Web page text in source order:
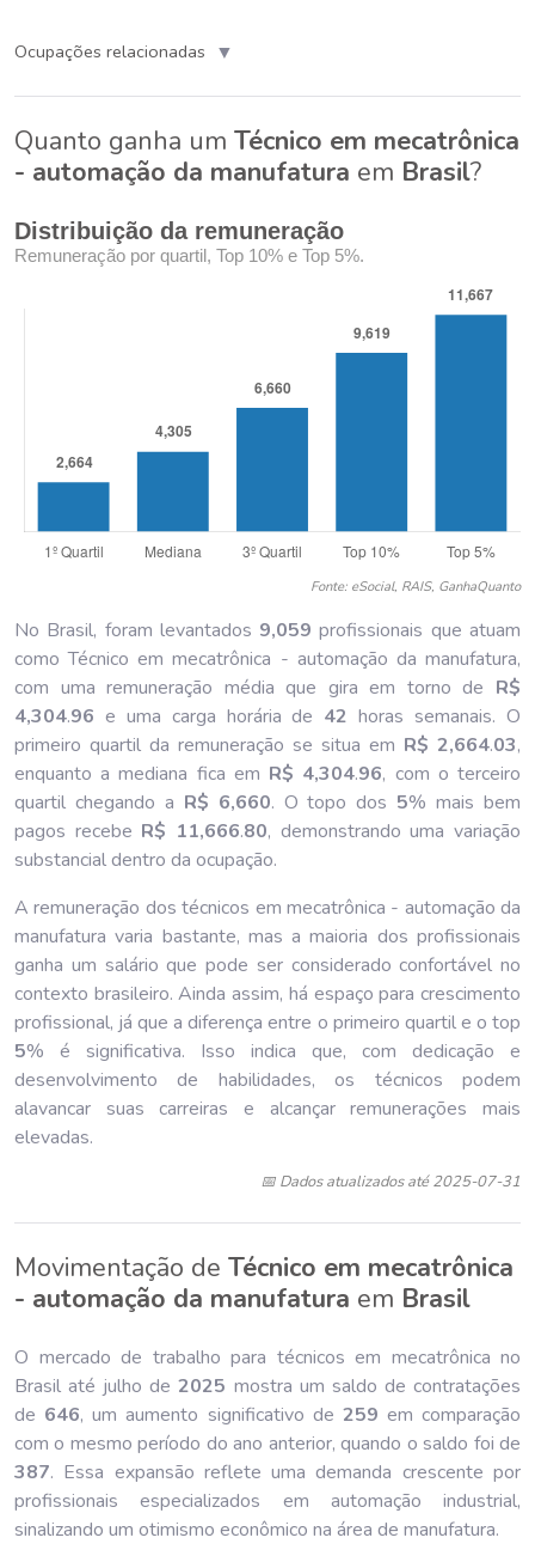
Ocupações relacionadas ▼
Quanto ganha um Técnico em mecatrônica
- automação da manufatura em Brasil?
Distribuição da remuneração
Remuneração por quartil, Top 10% e Top 5%.
Fonte: eSocial, RAIS, GanhaQuanto
No Brasil, foram levantados 9,059 profissionais que atuam
como Técnico em mecatrônica - automação da manufatura,
com uma remuneração média que gira em torno de R$
4,304.96 e uma carga horária de 42 horas semanais. O
primeiro quartil da remuneração se situa em R$ 2,664.03,
enquanto a mediana fica em R$ 4,304.96, com o terceiro
quartil chegando a R$ 6,660. O topo dos 5% mais bem
pagos recebe R$ 11,666.80, demonstrando uma variação
substancial dentro da ocupação.
A remuneração dos técnicos em mecatrônica - automação da
manufatura varia bastante, mas a maioria dos profissionais
ganha um salário que pode ser considerado confortável no
contexto brasileiro. Ainda assim, há espaço para crescimento
profissional, já que a diferença entre o primeiro quartil e o top
5% é significativa. Isso indica que, com dedicação e
desenvolvimento de habilidades, os técnicos podem
alavancar suas carreiras e alcançar remunerações mais
elevadas.
📅 Dados atualizados até 2025-07-31
Movimentação de Técnico em mecatrônica
- automação da manufatura em Brasil
O mercado de trabalho para técnicos em mecatrônica no
Brasil até julho de2025 mostra um saldo de contratações
de 646, um aumento significativo de 259 em comparação
com o mesmo período do ano anterior, quando o saldo foi de
387. Essa expansão reflete uma demanda crescente por
profissionais especializados em automação industrial,
sinalizando um otimismo econômico na área de manufatura.